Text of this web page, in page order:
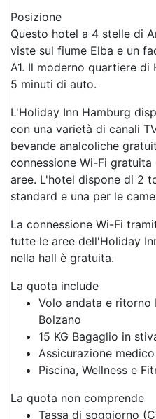
Posizione
Questo hotel a 4 stelle di
viste sul fiume Elba e un
A1. Il moderno quartiere
5 minuti di auto.
L'Holiday Inn Hamburg
con una varietà di canali
bevande analcoliche
connessione Wi-Fi
aree. L'hotel dispone di 2
standard e una per le
La connessione Wi-Fi
tutte le aree dell'Holiday
nella hall è gratuita.
La quota include
Volo andata e
Bolzano
15 KG Bagaglio in
Assicurazione
Piscina, Wellness e
La quota non comprende
Tassa di soggiorno